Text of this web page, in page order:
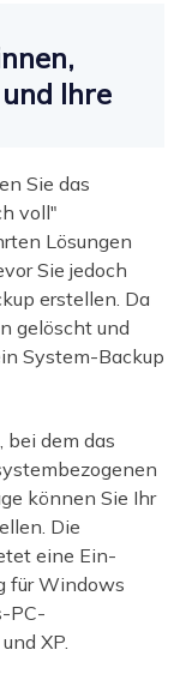
Ihre
Sie das
voll"
Lösungen
Sie jedoch
erstellen. Da
gelöscht und
System-Backup
bei dem das
können Sie Ihr
Die
eine Ein-
für Windows
PC-
XP.